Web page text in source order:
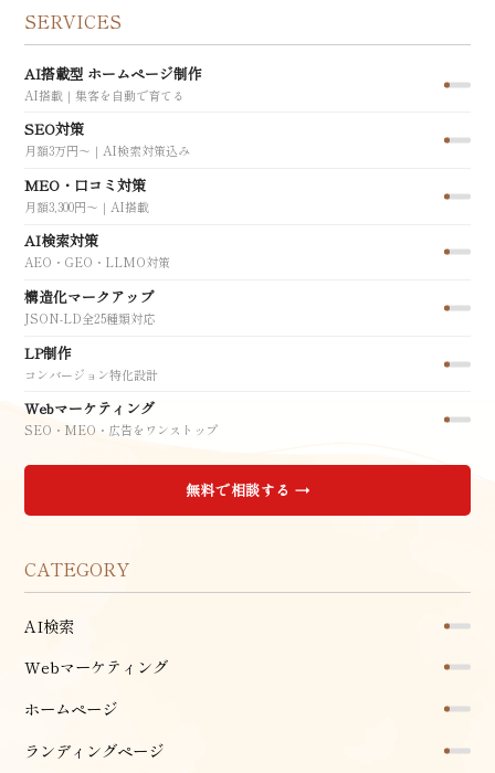
SERVICES
AI搭載型 ホームページ制作
AI搭載｜集客を自動で育てる
SEO対策
月額3万円〜｜AI検索対策込み
MEO・口コミ対策
月額3,300円〜｜AI搭載
AI検索対策
AEO・GEO・LLMO対策
構造化マークアップ
JSON-LD全25種類対応
LP制作
コンバージョン特化設計
Webマーケティング
SEO・MEO・広告をワンストップ
無料で相談する →
CATEGORY
AI検索
Webマーケティング
ホームページ
ランディングページ